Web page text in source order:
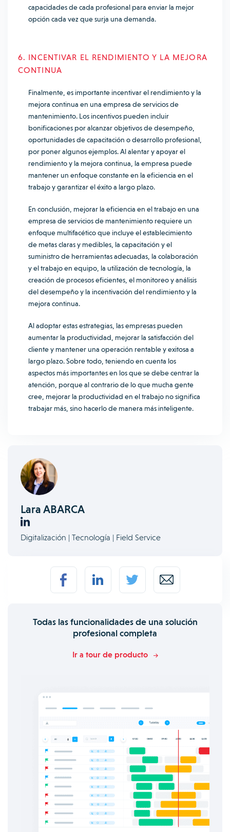
capacidades de cada profesional para enviar la mejor
opción cada vez que surja una demanda.
6. INCENTIVAR EL RENDIMIENTO Y LA MEJORA
CONTINUA
Finalmente, es importante incentivar el rendimiento y la
mejora continua en una empresa de servicios de
mantenimiento. Los incentivos pueden incluir
bonificaciones por alcanzar objetivos de desempeño,
oportunidades de capacitación o desarrollo profesional,
por poner algunos ejemplos. Al alentar y apoyar el
rendimiento y la mejora continua, la empresa puede
mantener un enfoque constante en la eficiencia en el
trabajo y garantizar el éxito a largo plazo.
En conclusión, mejorar la eficiencia en el trabajo en una
empresa de servicios de mantenimiento requiere un
enfoque multifacético que incluye el establecimiento
de metas claras y medibles, la capacitación y el
suministro de herramientas adecuadas, la colaboración
y el trabajo en equipo, la utilización de tecnología, la
creación de procesos eficientes, el monitoreo y análisis
del desempeño y la incentivación del rendimiento y la
mejora continua.
Al adoptar estas estrategias, las empresas pueden
aumentar la productividad, mejorar la satisfacción del
cliente y mantener una operación rentable y exitosa a
largo plazo. Sobre todo, teniendo en cuenta los
aspectos más importantes en los que se debe centrar la
atención, porque al contrario de lo que mucha gente
cree, mejorar la productividad en el trabajo no significa
trabajar más, sino hacerlo de manera más inteligente.
Lara ABARCA
Digitalización | Tecnología | Field Service
Todas las funcionalidades de una solución
profesional completa
Ir a tour de producto